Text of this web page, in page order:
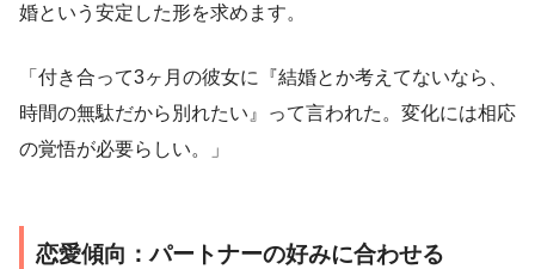
婚という安定した形を求めます。
「付き合って3ヶ月の彼女に『結婚とか考えてないなら、
時間の無駄だから別れたい』って言われた。変化には相応
の覚悟が必要らしい。」
恋愛傾向：パートナーの好みに合わせる